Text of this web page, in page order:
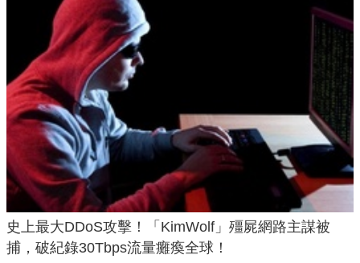
史上最大DDoS攻擊！「KimWolf」殭屍網路主謀被
捕，破紀錄30Tbps流量癱瘓全球！